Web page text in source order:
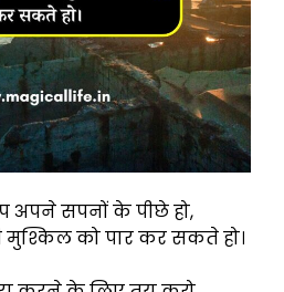
सपनों के पीछे हो,
को पार कर सकते हो।